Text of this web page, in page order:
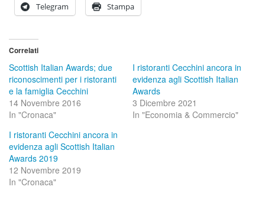
Telegram Stampa
Correlati
Scottish Italian Awards; due
riconoscimenti per i ristoranti
e la famiglia Cecchini
14 Novembre 2016
In "Cronaca"
I ristoranti Cecchini ancora in
evidenza agli Scottish Italian
Awards
3 Dicembre 2021
In "Economia & Commercio"
I ristoranti Cecchini ancora in
evidenza agli Scottish Italian
Awards 2019
12 Novembre 2019
In "Cronaca"